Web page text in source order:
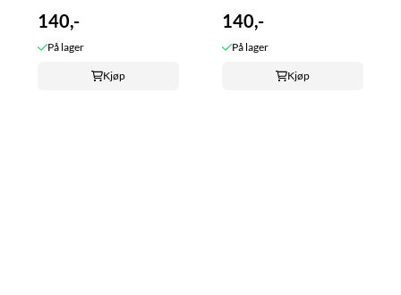
140,-
På lager
Kjøp
140,-
På lager
Kjøp